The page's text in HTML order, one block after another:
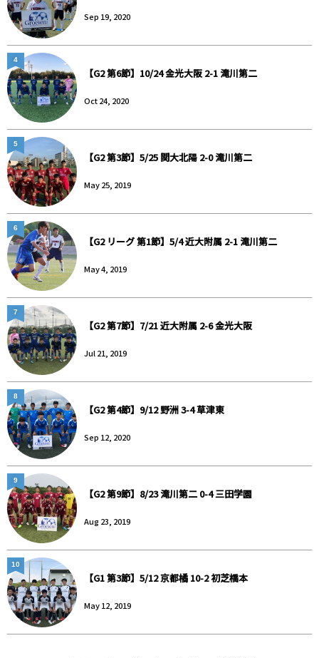
Sep 19, 2020
【G2 第6節】10/24 金光大阪 2-1 滝川第二
Oct 24, 2020
4
【G2 第3節】5/25 関大北陽 2-0 滝川第二
May 25, 2019
5
【G2 リーグ 第1節】5/4 近大附属 2-1 滝川第二
May 4, 2019
6
【G2 第7節】7/21 近大附属 2-6 金光大阪
Jul 21, 2019
7
【G2 第4節】9/12 野洲 3-4 草津東
Sep 12, 2020
8
【G2 第9節】8/23 滝川第二 0-4 三田学園
Aug 23, 2019
9
【G1 第3節】5/12 京都橘 10-2 初芝橋本
May 12, 2019
10